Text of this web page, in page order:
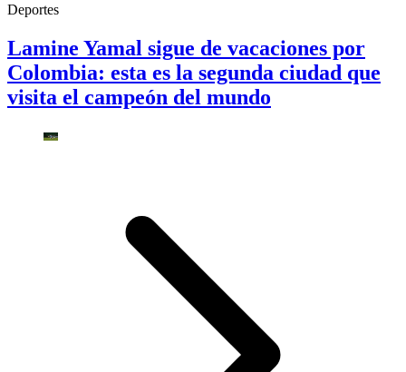
Deportes
Lamine Yamal sigue de vacaciones por
Colombia: esta es la segunda ciudad que
visita el campeón del mundo